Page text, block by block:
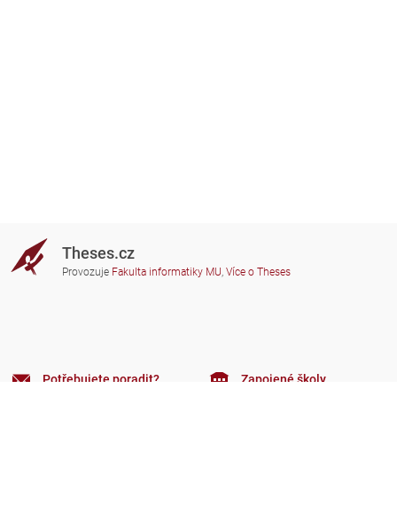
Theses.cz
Provozuje Fakulta informatiky MU, Více o Theses
Potřebujete poradit? Zapojené školy